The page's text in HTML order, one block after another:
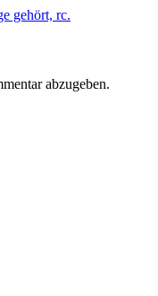
gehört, rc.
abzugeben.